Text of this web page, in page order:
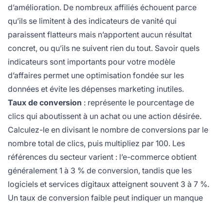
d’amélioration. De nombreux affiliés échouent parce
qu’ils se limitent à des indicateurs de vanité qui
paraissent flatteurs mais n’apportent aucun résultat
concret, ou qu’ils ne suivent rien du tout. Savoir quels
indicateurs sont importants pour votre modèle
d’affaires permet une optimisation fondée sur les
données et évite les dépenses marketing inutiles.
Taux de conversion : représente le pourcentage de
clics qui aboutissent à un achat ou une action désirée.
Calculez-le en divisant le nombre de conversions par le
nombre total de clics, puis multipliez par 100. Les
références du secteur varient : l’e-commerce obtient
généralement 1 à 3 % de conversion, tandis que les
logiciels et services digitaux atteignent souvent 3 à 7 %.
Un taux de conversion faible peut indiquer un manque